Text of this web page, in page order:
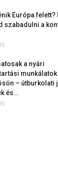
Európa felett?
szabadulni a
a nyári
munkálatok
– útburkolati
és...